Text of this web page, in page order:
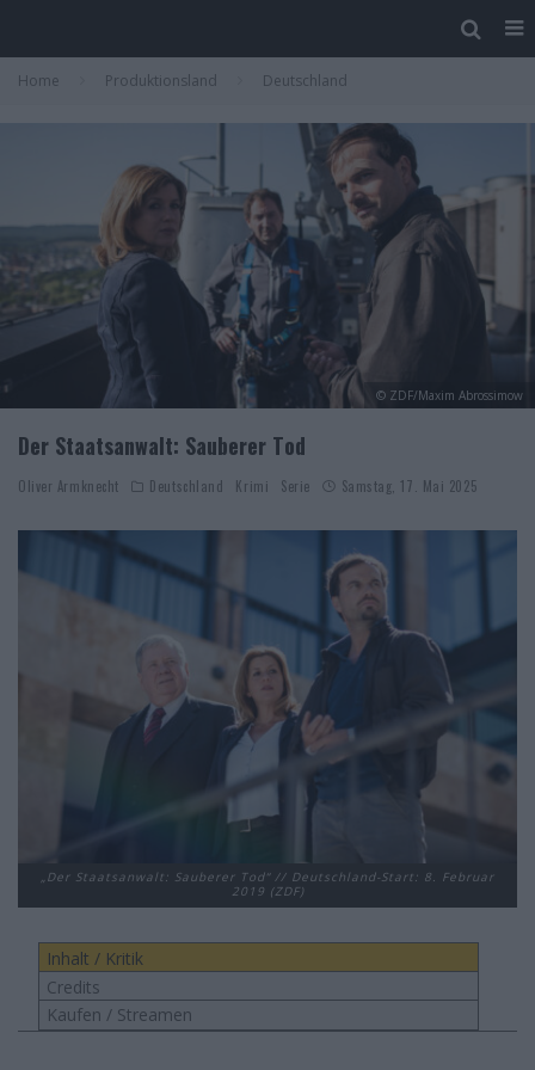
Home Produktionsland Deutschland
© ZDF/Maxim Abrossimow
Der Staatsanwalt: Sauberer Tod
Oliver Armknecht Deutschland Krimi Serie Samstag, 17. Mai 2025
„Der Staatsanwalt: Sauberer Tod“ // Deutschland-Start: 8. Februar
2019 (ZDF)
Inhalt / Kritik
Credits
Kaufen / Streamen